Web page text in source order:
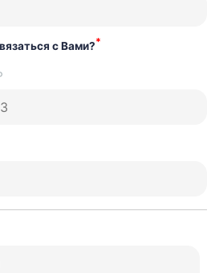
с Вами?*